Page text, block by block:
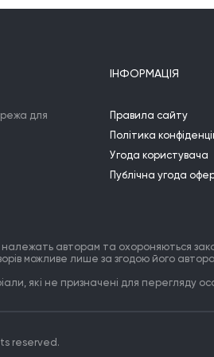
-
нові дні.
свої.
тепер?
служити!
для
ІНФОРМАЦІЯ
Правила сайту
Політика
Угода користувача
Публічна угода
належать авторам та охороняються
можливе лише за згодою його
які не призначені для перегляду
reserved.